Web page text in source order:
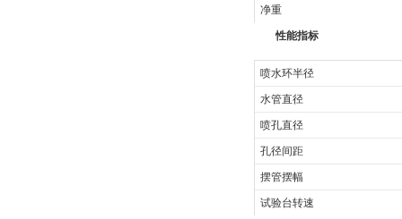
净重
性能指标
喷水环半径
水管直径
喷孔直径
孔径间距
摆管摆幅
试验台转速